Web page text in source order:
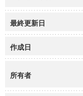
最終更新日
作成日
所有者